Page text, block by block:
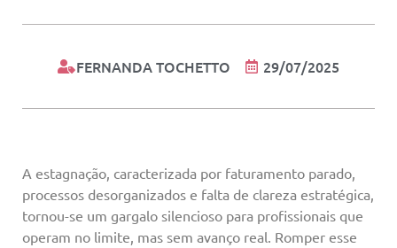
FERNANDA TOCHETTO 29/07/2025
A estagnação, caracterizada por faturamento parado,
processos desorganizados e falta de clareza estratégica,
tornou-se um gargalo silencioso para profissionais que
operam no limite, mas sem avanço real. Romper esse